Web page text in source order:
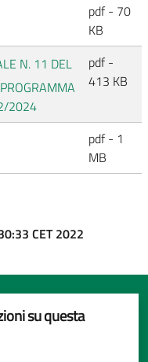
pdf - 70
KB
N. 11 DEL
2024
pdf -
413 KB
pdf - 1
MB
CET 2022
su questa